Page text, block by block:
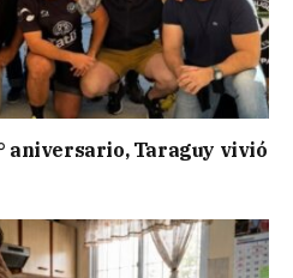
aniversario, Taraguy vivió